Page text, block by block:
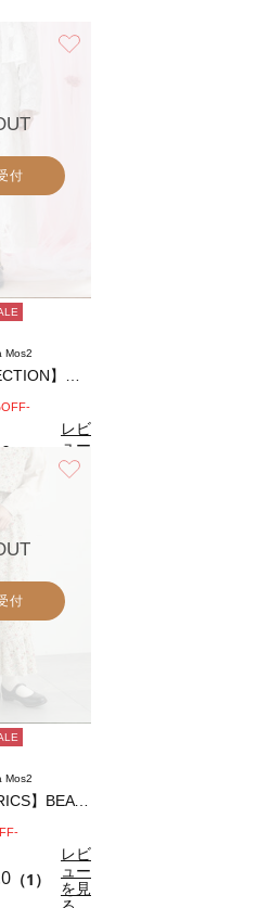
付
Mos2
（1）
レビ
ュー
を見
る
付
Mos2
【LIBERTY FABRICS】BEATR…
（1）
レビ
ュー
を見